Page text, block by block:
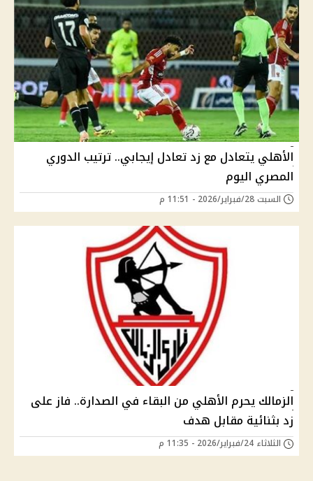
الأهلي يتعادل مع زد تعادل إيجابي.. ترتيب الدوري
المصري اليوم
السبت 28/فبراير/2026 - 11:51 م
الزمالك يحرم الأهلي من البقاء في الصدارة.. فاز على
زد بثنائية مقابل هدف
الثلاثاء 24/فبراير/2026 - 11:35 م